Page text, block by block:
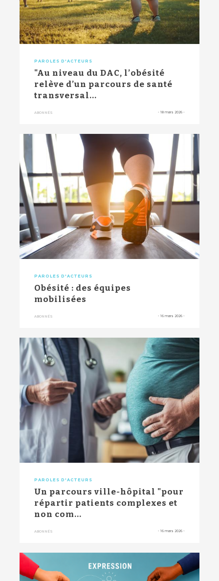
PAROLES D'ACTEURS
"Au niveau du DAC, l’obésité
relève d’un parcours de santé
transversal...
ABONNÉS - 18 mars 2026 -
PAROLES D'ACTEURS
Obésité : des équipes
mobilisées
ABONNÉS - 16 mars 2026 -
PAROLES D'ACTEURS
Un parcours ville-hôpital "pour
répartir patients complexes et
non com...
ABONNÉS - 16 mars 2026 -